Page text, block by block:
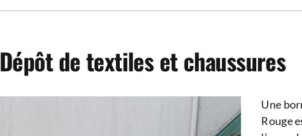
Dépôt de textiles et chaussures
Une
Rouge